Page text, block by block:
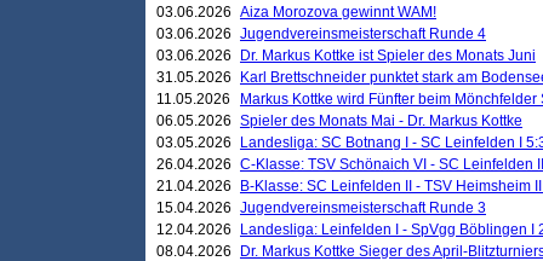
03.06.2026 Aiza Morozova gewinnt WAM!
03.06.2026 Jugendvereinsmeisterschaft Runde 4
03.06.2026
Dr. Markus Kottke ist Spieler des Monats Juni
31.05.2026
Karl Brettschneider punktet stark am
11.05.2026
Markus Kottke wird Fünfter beim
06.05.2026 Spieler des Monats Mai - Dr. Markus Kottke
03.05.2026
Landesliga: SC Botnang I - SC Leinfelden I
26.04.2026 C-Klasse: TSV Schönaich VI - SC Leinfelden
21.04.2026
B-Klasse: SC Leinfelden II - TSV Heimsheim
15.04.2026 Jugendvereinsmeisterschaft Runde 3
12.04.2026
Landesliga: Leinfelden I - SpVgg Böblingen I
08.04.2026
Dr. Markus Kottke Sieger des April-